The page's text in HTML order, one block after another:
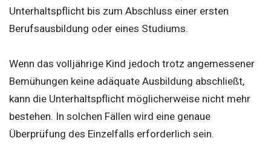
Unterhaltspflicht bis zum Abschluss einer ersten
Berufsausbildung oder eines Studiums.
Wenn das volljährige Kind jedoch trotz angemessener
Bemühungen keine adäquate Ausbildung abschließt,
kann die Unterhaltspflicht möglicherweise nicht mehr
bestehen. In solchen Fällen wird eine genaue
Überprüfung des Einzelfalls erforderlich sein.